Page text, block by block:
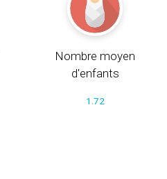
Nombre moyen
d'enfants
1.72